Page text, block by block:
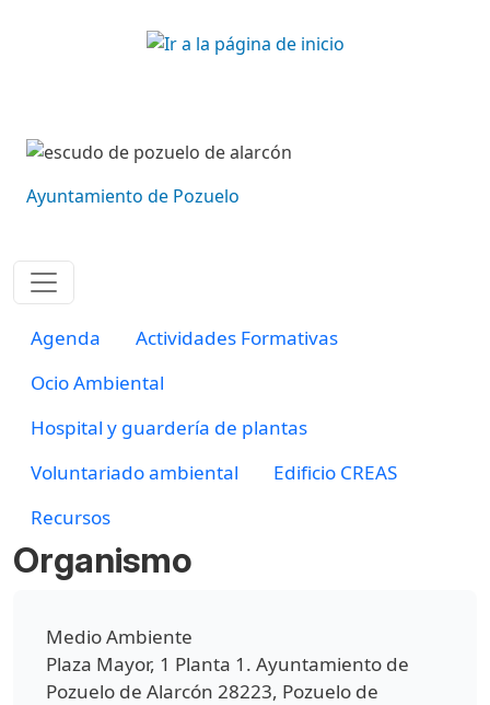
Imagen
Imagen
Ayuntamiento de Pozuelo
Navegación principal ma
Agenda
Actividades Formativas
Ocio Ambiental
Hospital y guardería de plantas
Voluntariado ambiental
Edificio CREAS
Recursos
Organismo
Medio Ambiente
Plaza Mayor, 1 Planta 1. Ayuntamiento de
Pozuelo de Alarcón 28223, Pozuelo de